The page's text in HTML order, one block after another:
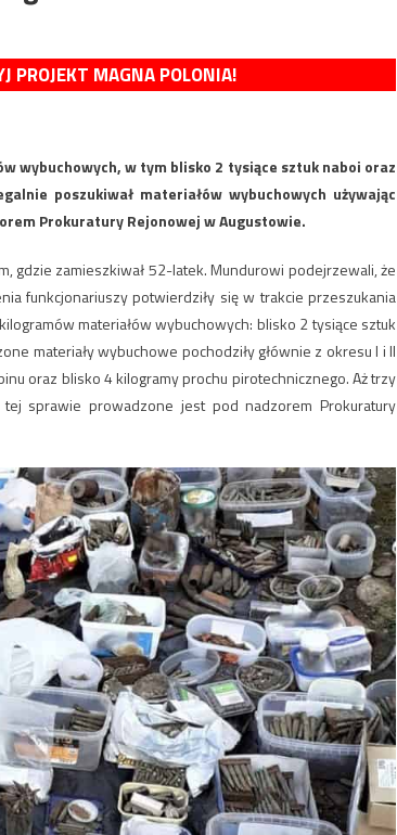
PROJEKT MAGNA POLONIA!
wybuchowych, w tym blisko 2 tysiące sztuk naboi oraz
poszukiwał materiałów wybuchowych używając
Prokuratury Rejonowej w Augustowie.
gdzie zamieszkiwał 52-latek. Mundurowi podejrzewali, że
funkcjonariuszy potwierdziły się w trakcie przeszukania
materiałów wybuchowych: blisko 2 tysiące sztuk
materiały wybuchowe pochodziły głównie z okresu I i II
oraz blisko 4 kilogramy prochu pirotechnicznego. Aż trzy
sprawie prowadzone jest pod nadzorem Prokuratury